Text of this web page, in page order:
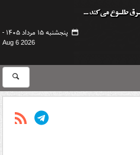
پنجشنبه ۱۵ مرداد ۱۴۰۵ -
Aug 6 2026